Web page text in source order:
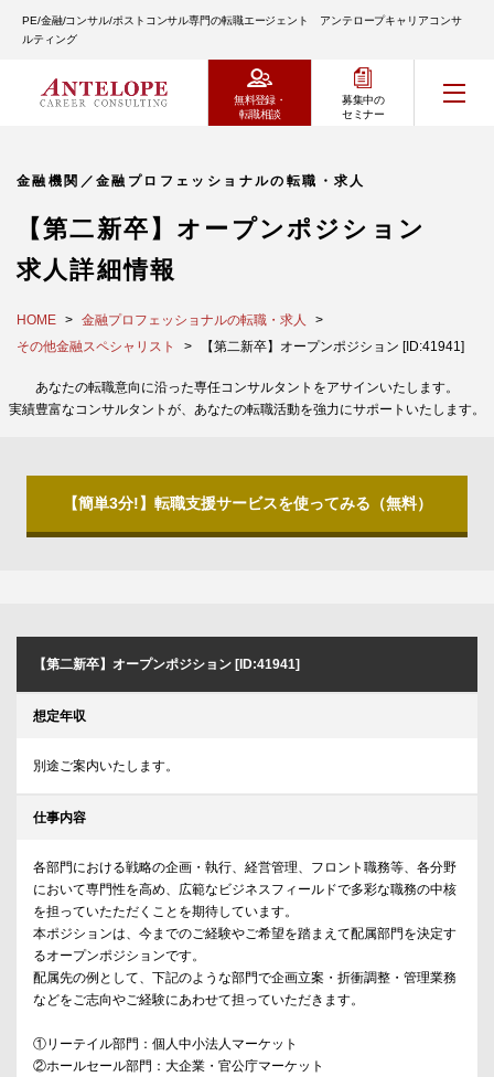
PE/金融/コンサル/ポストコンサル専門の転職エージェント アンテロープキャリアコンサ
ルティング
無料登録・
転職相談
募集中の
セミナー
金融機関／金融プロフェッショナルの転職・求人
【第二新卒】オープンポジション
求人詳細情報
HOME
金融プロフェッショナルの転職・求人
その他金融スペシャリスト
【第二新卒】オープンポジション [ID:41941]
あなたの転職意向に沿った専任コンサルタントをアサインいたします。
実績豊富なコンサルタントが、あなたの転職活動を強力にサポートいたします。
【簡単3分!】転職支援サービスを使ってみる（無料）
【第二新卒】オープンポジション [ID:41941]
想定年収
別途ご案内いたします。
仕事内容
各部門における戦略の企画・執行、経営管理、フロント職務等、各分野
において専門性を高め、広範なビジネスフィールドで多彩な職務の中核
を担っていたただくことを期待しています。
本ポジションは、今までのご経験やご希望を踏まえて配属部門を決定す
るオープンポジションです。
配属先の例として、下記のような部門で企画立案・折衝調整・管理業務
などをご志向やご経験にあわせて担っていただきます。
①リーテイル部門：個人中小法人マーケット
②ホールセール部門：大企業・官公庁マーケット